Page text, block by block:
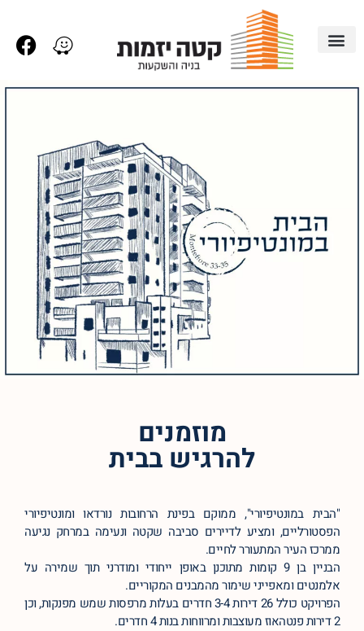
מוזמנים
להרגיש בבית
"הבית במונטיפיורי", ממוקם בפינת הרחובות נורדאו ומונטיפיורי
הפסטורליים, ומציע לדיירים סביבה שקטה ונעימה במרחק נגיעה
ממרכז העיר המתעורר לחיים.
הבניין בן 9 קומות מתוכנן באופן ייחודי ומודרני תוך שמירה על
אלמנטים ומאפייני שימור מהמבנים המקוריים.
הפרויקט כולל 26 דירות 3-4 חדרים בעלות מרפסות שמש מפנקות, וכן
2 דירות פנטהאוז מעוצבות ומרווחות בנות 4 חדרים.